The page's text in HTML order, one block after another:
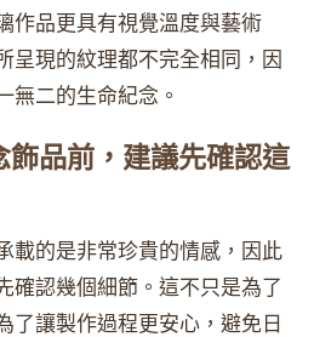
作品更具有視覺溫度與藝術
呈現的紋理都不完全相同，因
無二的生命紀念。
飾品前，建議先確認這
載的是非常珍貴的情感，因此
確認幾個細節。這不只是為了
了讓製作過程更安心，避免日